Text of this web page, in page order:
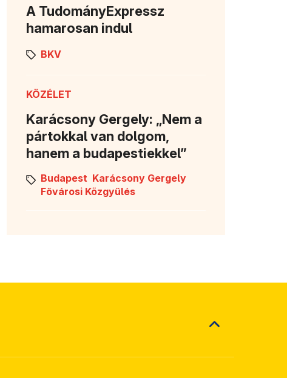
A TudományExpressz
hamarosan indul
BKV
KÖZÉLET
Karácsony Gergely: „Nem a
pártokkal van dolgom,
hanem a budapestiekkel”
Budapest Karácsony Gergely
Fővárosi Közgyűlés